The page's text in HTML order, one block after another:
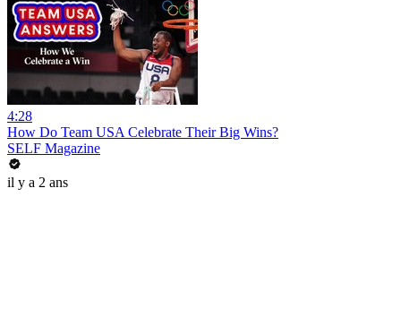
4:28
How Do Team USA Celebrate Their Big Wins?
SELF Magazine
il y a 2 ans